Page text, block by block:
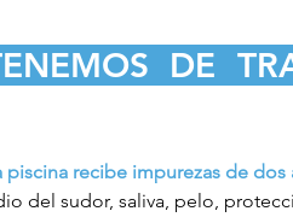
DE
piscina recibe impurezas de
del sudor, saliva, pelo,